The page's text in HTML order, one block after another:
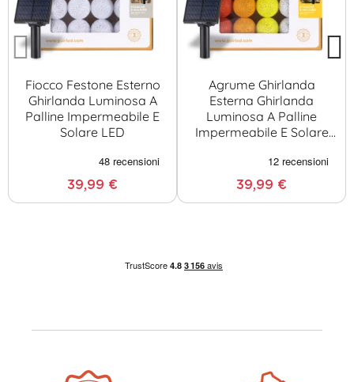
Fiocco Festone Esterno
Ghirlanda Luminosa A
Palline Impermeabile E
Solare LED
39,99 €
Agrume Ghirlanda
Esterna Ghirlanda
Luminosa A Palline
Impermeabile E Solare
39,99 €